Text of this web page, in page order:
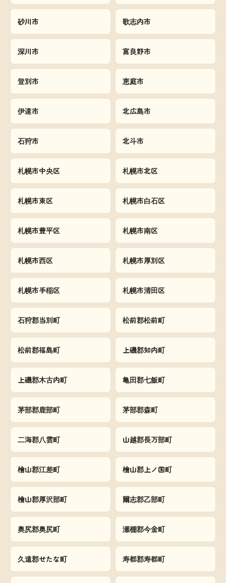
砂川市 歌志内市
深川市 富良野市
登別市 恵庭市
伊達市 北広島市
石狩市 北斗市
札幌市中央区 札幌市北区
札幌市東区 札幌市白石区
札幌市豊平区 札幌市南区
札幌市西区 札幌市厚別区
札幌市手稲区 札幌市清田区
石狩郡当別町 松前郡松前町
松前郡福島町 上磯郡知内町
上磯郡木古内町 亀田郡七飯町
茅部郡鹿部町 茅部郡森町
二海郡八雲町 山越郡長万部町
檜山郡江差町 檜山郡上ノ国町
檜山郡厚沢部町 爾志郡乙部町
奥尻郡奥尻町 瀬棚郡今金町
久遠郡せたな町 寿都郡寿都町